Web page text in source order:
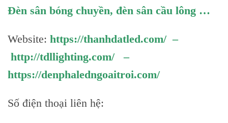
Đèn sân bóng chuyền, đèn sân cầu lông …
Website: https://thanhdatled.com/ –
http://tdllighting.com/
–
https://denphaledngoaitroi.com/
Số điện thoại liên hệ: